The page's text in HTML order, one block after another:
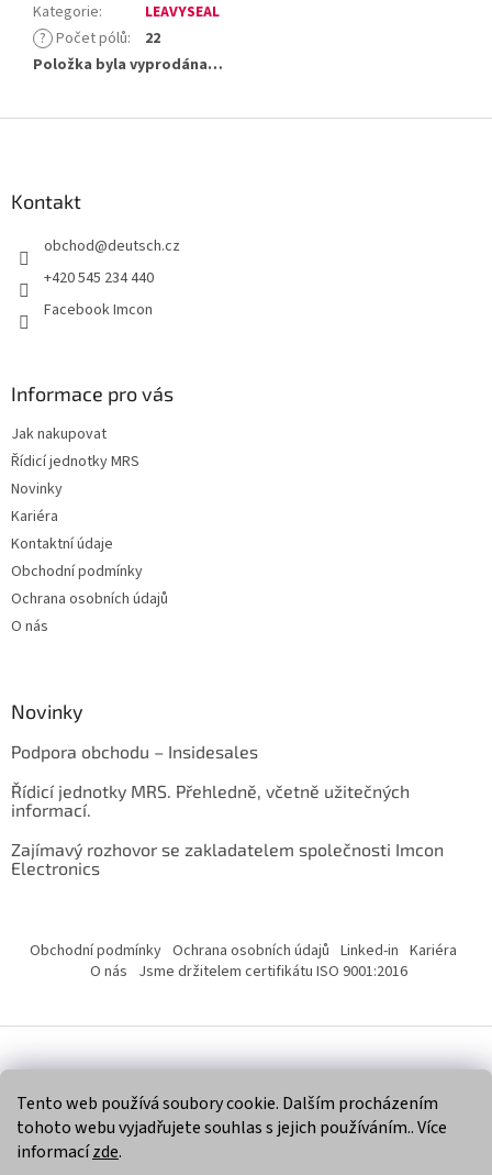
Tento web používá soubory cookie. Dalším procházením
tohoto webu vyjadřujete souhlas s jejich používáním.. Více
informacízde.
Kategorie:
LEAVYSEAL
? Počet pólů:
22
Položka byla vyprodána…
Kontakt
obchod@deutsch.cz
+420 545 234 440
Facebook Imcon
Informace pro vás
Jak nakupovat
Řídicí jednotky MRS
Novinky
Kariéra
Kontaktní údaje
Obchodní podmínky
Ochrana osobních údajů
O nás
Novinky
Podpora obchodu – Insidesales
Řídicí jednotky MRS. Přehledně, včetně užitečných
informací.
Zajímavý rozhovor se zakladatelem společnosti Imcon
Electronics
Obchodní podmínky Ochrana osobních údajů Linked-in Kariéra
O nás Jsme držitelem certifikátu ISO 9001:2016
Copyright 2026